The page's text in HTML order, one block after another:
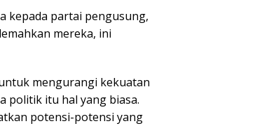
kepada partai pengusung,
mereka, ini
mengurangi kekuatan
politik itu hal yang biasa.
potensi-potensi yang